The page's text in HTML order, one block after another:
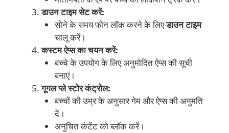
डाउन टाइम सेट करें:
सोने के समय फोन लॉक करने के लिएडाउन टाइम
चालू करें।
कस्टम ऐप्स का चयन करें:
बच्चे के उपयोग के लिए अनुमोदित ऐप्स की सूची
बनाएं।
गूगल प्ले स्टोर कंट्रोल:
बच्चों की उम्र के अनुसार गेम और ऐप्स की अनुमति
दें।
अनुचित कंटेंट को ब्लॉक करें।